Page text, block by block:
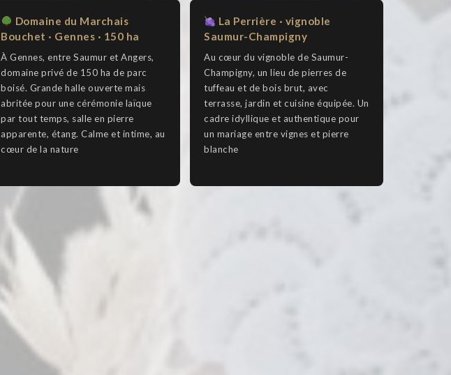
Domaine du Marchais
Bouchet · Gennes · 150 ha
À Gennes, entre Saumur et Angers,
domaine privé de 150 ha de parc
boisé. Grande halle ouverte mais
abritée pour une cérémonie laïque
par tout temps, salle en pierre
apparente, étang. Calme et intime, au
cœur de la nature
La Perrière · vignoble
Saumur-Champigny
Au cœur du vignoble de Saumur-
Champigny, un lieu de pierres de
tuffeau et de bois brut, avec
terrasse, jardin et cuisine équipée. Un
cadre idyllique et authentique pour
un mariage entre vignes et pierre
blanche